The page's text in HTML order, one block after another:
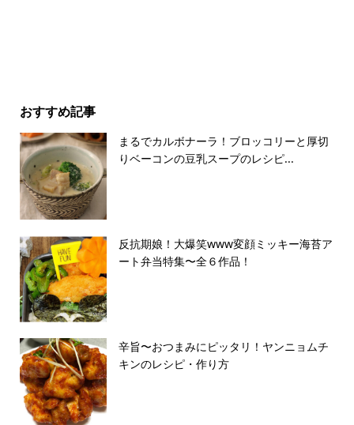
おすすめ記事
まるでカルボナーラ！ブロッコリーと厚切
りベーコンの豆乳スープのレシピ...
反抗期娘！大爆笑www変顔ミッキー海苔ア
ート弁当特集〜全６作品！
辛旨〜おつまみにピッタリ！ヤンニョムチ
キンのレシピ・作り方